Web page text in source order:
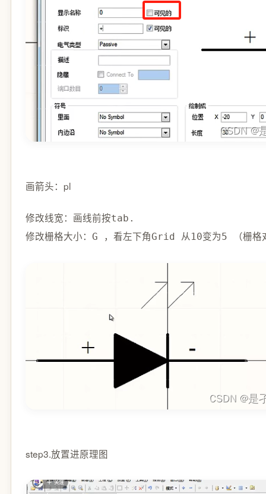
画箭头：pl
修改线宽：画线前按tab.
step3.放置进原理图